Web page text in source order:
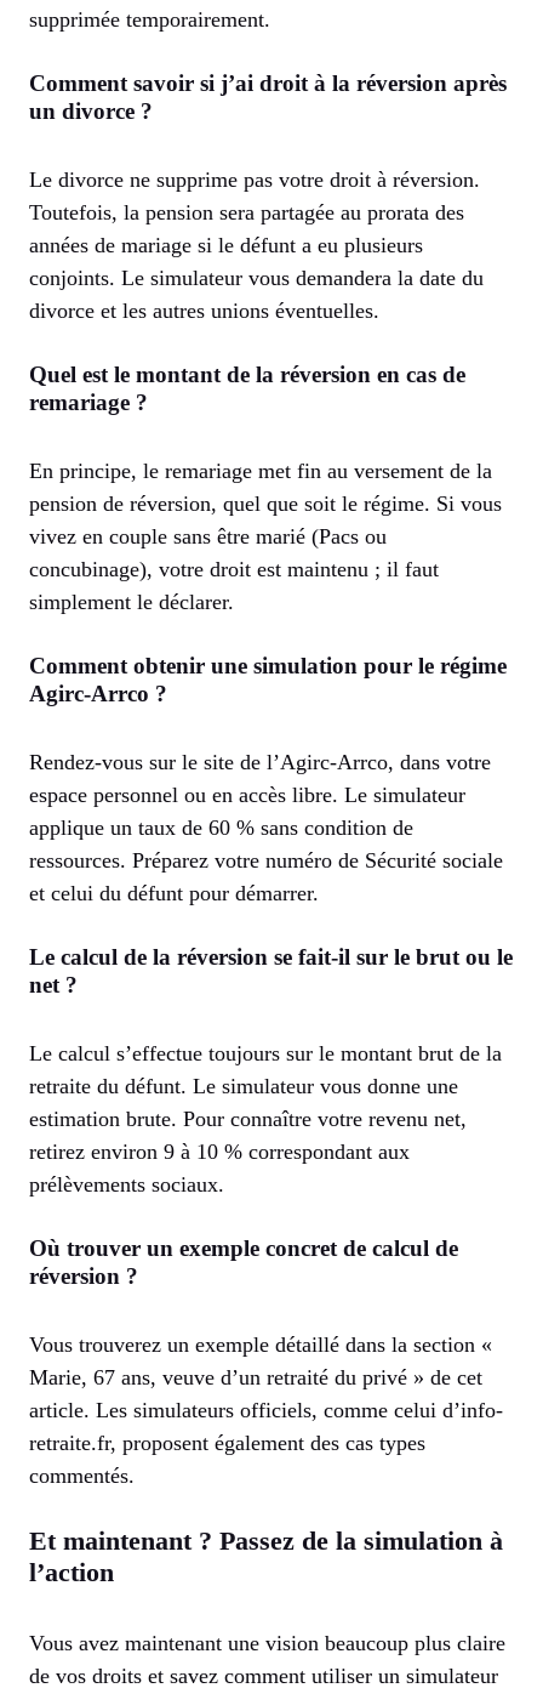
supprimée temporairement.
Comment savoir si j’ai droit à la réversion après
un divorce ?
Le divorce ne supprime pas votre droit à réversion.
Toutefois, la pension sera partagée au prorata des
années de mariage si le défunt a eu plusieurs
conjoints. Le simulateur vous demandera la date du
divorce et les autres unions éventuelles.
Quel est le montant de la réversion en cas de
remariage ?
En principe, le remariage met fin au versement de la
pension de réversion, quel que soit le régime. Si vous
vivez en couple sans être marié (Pacs ou
concubinage), votre droit est maintenu ; il faut
simplement le déclarer.
Comment obtenir une simulation pour le régime
Agirc-Arrco ?
Rendez-vous sur le site de l’Agirc-Arrco, dans votre
espace personnel ou en accès libre. Le simulateur
applique un taux de 60 % sans condition de
ressources. Préparez votre numéro de Sécurité sociale
et celui du défunt pour démarrer.
Le calcul de la réversion se fait-il sur le brut ou le
net ?
Le calcul s’effectue toujours sur le montant brut de la
retraite du défunt. Le simulateur vous donne une
estimation brute. Pour connaître votre revenu net,
retirez environ 9 à 10 % correspondant aux
prélèvements sociaux.
Où trouver un exemple concret de calcul de
réversion ?
Vous trouverez un exemple détaillé dans la section «
Marie, 67 ans, veuve d’un retraité du privé » de cet
article. Les simulateurs officiels, comme celui d’info-
retraite.fr, proposent également des cas types
commentés.
Et maintenant ? Passez de la simulation à
l’action
Vous avez maintenant une vision beaucoup plus claire
de vos droits et savez comment utiliser un simulateur